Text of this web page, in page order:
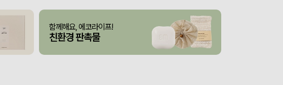
08-06
스탠다드 에코백 (350x100x370mm) 이하영 08-06
애 LED 키캡 키링 굿즈 이미소 산출완료 08-06
함께해요, 에코라이프!
친환경 판촉물